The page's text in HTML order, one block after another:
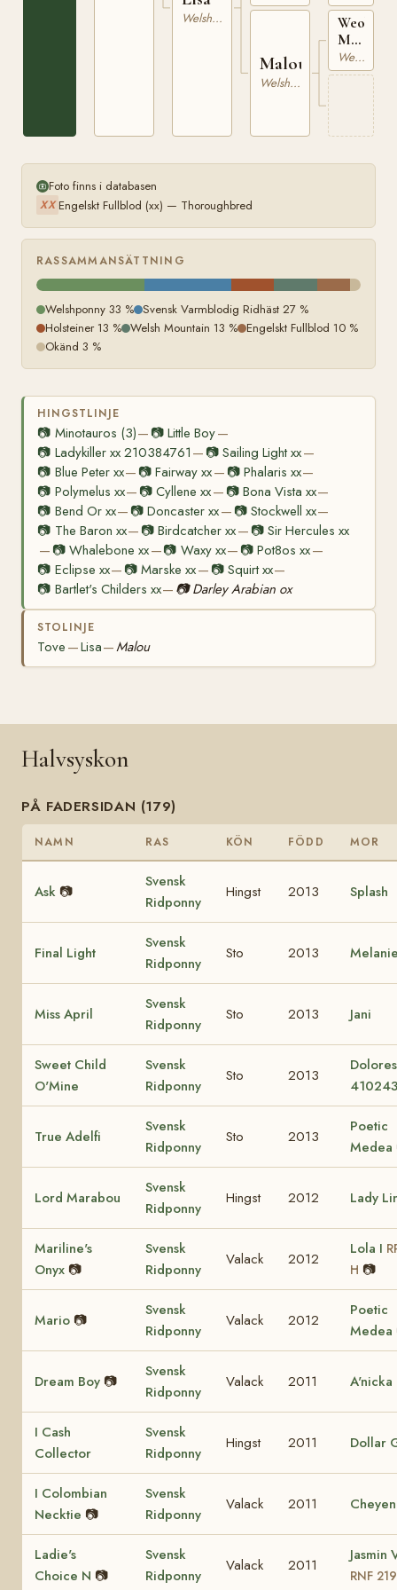
Welshponny
Malou
Welshponny
33
Weobley
RWM
8
Welsh Mountain
Foto finns i databasen
XX Engelskt Fullblod (xx) — Thoroughbred
RASSAMMANSÄTTNING
Welshponny 33 % Svensk Varmblodig Ridhäst 27 %
Holsteiner 13 % Welsh Mountain 13 % Engelskt Fullblod 10 %
Okänd 3 %
HINGSTLINJE
📷 Minotauros (3)— 📷Little Boy—
📷 Ladykiller xx 210384761 — 📷Sailing Light xx—
📷 Blue Peter xx— 📷Fairway xx— 📷 Phalaris xx—
📷 Polymelus xx— 📷Cyllene xx— 📷 Bona Vista xx—
📷 Bend Or xx— 📷Doncaster xx— 📷 Stockwell xx—
📷 The Baron xx— 📷Birdcatcher xx— 📷 Sir Hercules xx
— 📷Whalebone xx—📷 Waxy xx— 📷Pot8os xx—
📷 Eclipse xx— 📷Marske xx— 📷 Squirt xx—
📷 Bartlet's Childers xx— 📷 Darley Arabian ox
STOLINJE
Tove —Lisa—Malou
Halvsyskon
PÅ FADERSIDAN (179)
NAMN RAS KÖN FÖDD MOR
Ask 📷
Svensk
Ridponny
Hingst 2013 Splash
Final Light
Svensk
Ridponny
Sto 2013
Miss April
Svensk
Ridponny
Sto 2013 Jani
Sweet Child
O'Mine
Svensk
Ridponny
Sto 2013
True Adelfi
Svensk
Ridponny
Sto 2013
Poetic
Medea
Lord Marabou
Svensk
Ridponny
Hingst 2012 Lady
Mariline's
Onyx 📷
Svensk
Ridponny
Valack 2012
Lola I
H 📷
Mario 📷
Svensk
Ridponny
Valack 2012
Poetic
Medea
Dream Boy 📷
Svensk
Ridponny
Valack 2011 A'nicka
I Cash
Collector
Svensk
Ridponny
Hingst 2011 Dollar
I Colombian
Necktie 📷
Svensk
Ridponny
Valack 2011
Ladie's
Choice N 📷
Svensk
Ridponny
Valack 2011
Jasmin
RNF